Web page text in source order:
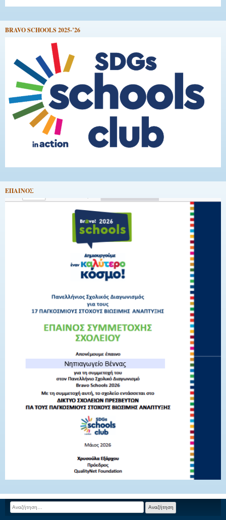
BRAVO SCHOOLS 2025-’26
EΠΑΙΝΟΣ
Αναζήτηση
για: